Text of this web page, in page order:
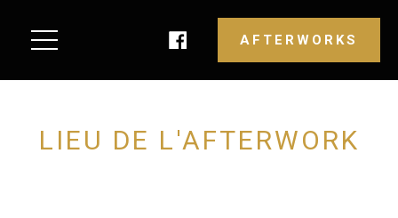
AFTERWORKS
LIEU DE L'AFTERWORK